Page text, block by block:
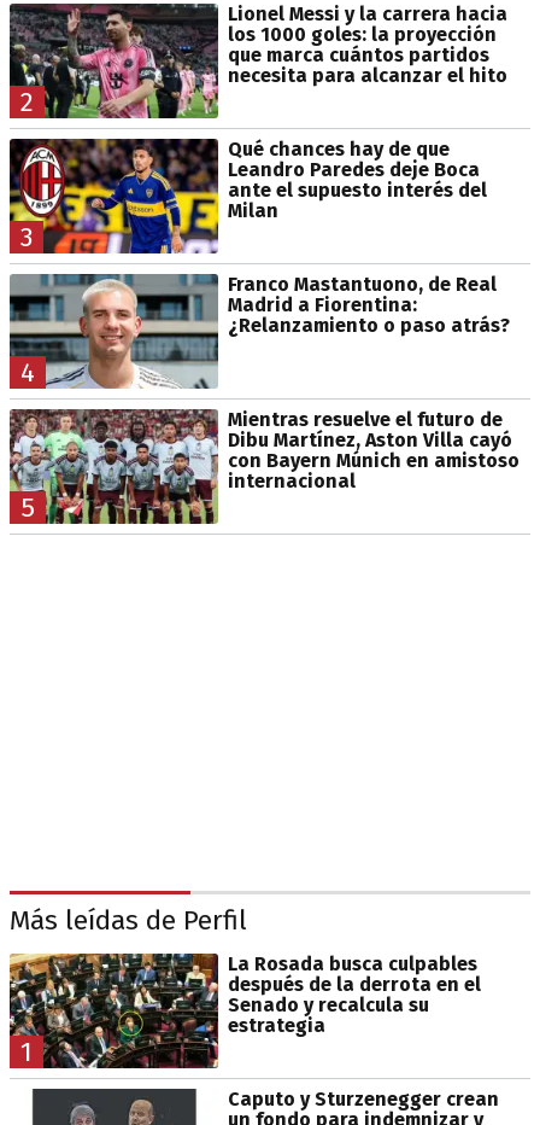
2
Lionel Messi y la carrera hacia
los 1000 goles: la proyección
que marca cuántos partidos
necesita para alcanzar el hito
3
Qué chances hay de que
Leandro Paredes deje Boca
ante el supuesto interés del
Milan
4
Franco Mastantuono, de Real
Madrid a Fiorentina:
¿Relanzamiento o paso atrás?
5
Mientras resuelve el futuro de
Dibu Martínez, Aston Villa cayó
con Bayern Múnich en amistoso
internacional
Más leídas de Perfil
1
La Rosada busca culpables
después de la derrota en el
Senado y recalcula su
estrategia
Caputo y Sturzenegger crean
un fondo para indemnizar y